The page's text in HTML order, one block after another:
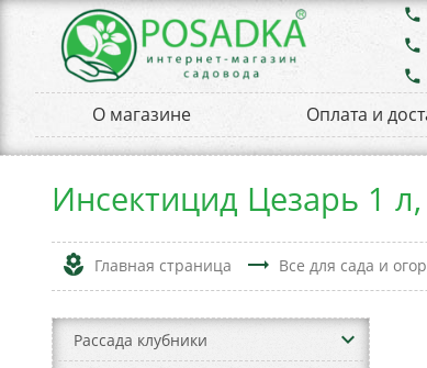
phone
phone
phone
О магазине Оплата и
Инсектицид Цезарь 1
local_florist Главная страница trending_flat Все для сада и
Рассада клубники keyboard_arrow_down